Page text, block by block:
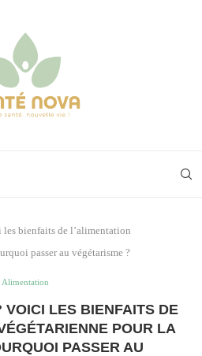
bienfaits de l’alimentation
passer au végétarisme ?
Alimentation
VOICI LES BIENFAITS DE
POUR LA
PASSER AU